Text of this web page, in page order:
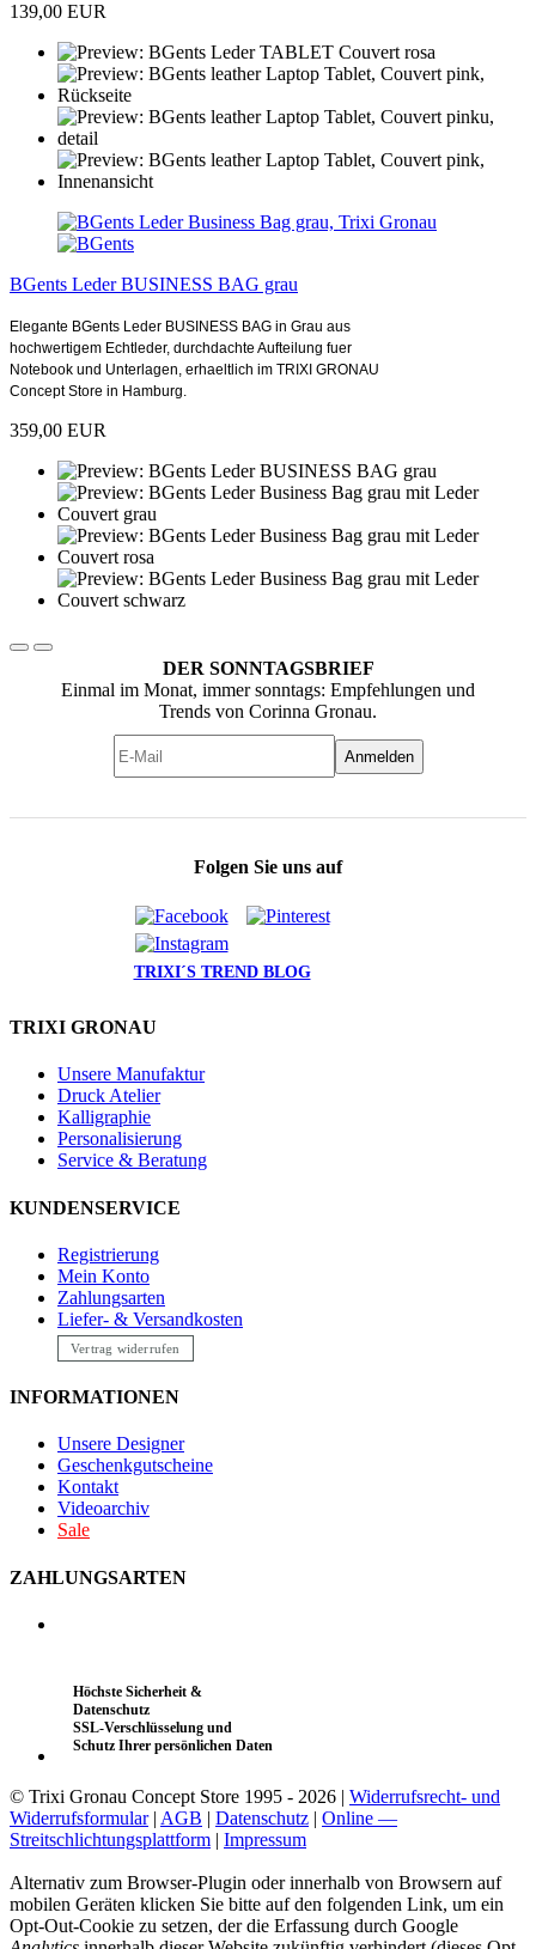
139,00 EUR
BGents Leder BUSINESS BAG grau
Elegante BGents Leder BUSINESS BAG in Grau aus
hochwertigem Echtleder, durchdachte Aufteilung fuer
Notebook und Unterlagen, erhaeltlich im TRIXI GRONAU
Concept Store in Hamburg.
359,00 EUR
DER SONNTAGSBRIEF
Einmal im Monat, immer sonntags: Empfehlungen und
Trends von Corinna Gronau.
Anmelden
Folgen Sie uns auf
TRIXI´S TREND BLOG
TRIXI GRONAU
Unsere Manufaktur
Druck Atelier
Kalligraphie
Personalisierung
Service & Beratung
KUNDENSERVICE
Registrierung
Mein Konto
Zahlungsarten
Liefer- & Versandkosten
Vertrag widerrufen
INFORMATIONEN
Unsere Designer
Geschenkgutscheine
Kontakt
Videoarchiv
Sale
ZAHLUNGSARTEN
Höchste Sicherheit &
Datenschutz
SSL-Verschlüsselung und
Schutz Ihrer persönlichen Daten
© Trixi Gronau Concept Store 1995 - 2026 | Widerrufsrecht- und
Widerrufsformular| AGB | Datenschutz | Online —
Streitschlichtungsplattform | Impressum
Alternativ zum Browser-Plugin oder innerhalb von Browsern auf
mobilen Geräten klicken Sie bitte auf den folgenden Link, um ein
Opt-Out-Cookie zu setzen, der die Erfassung durch Google